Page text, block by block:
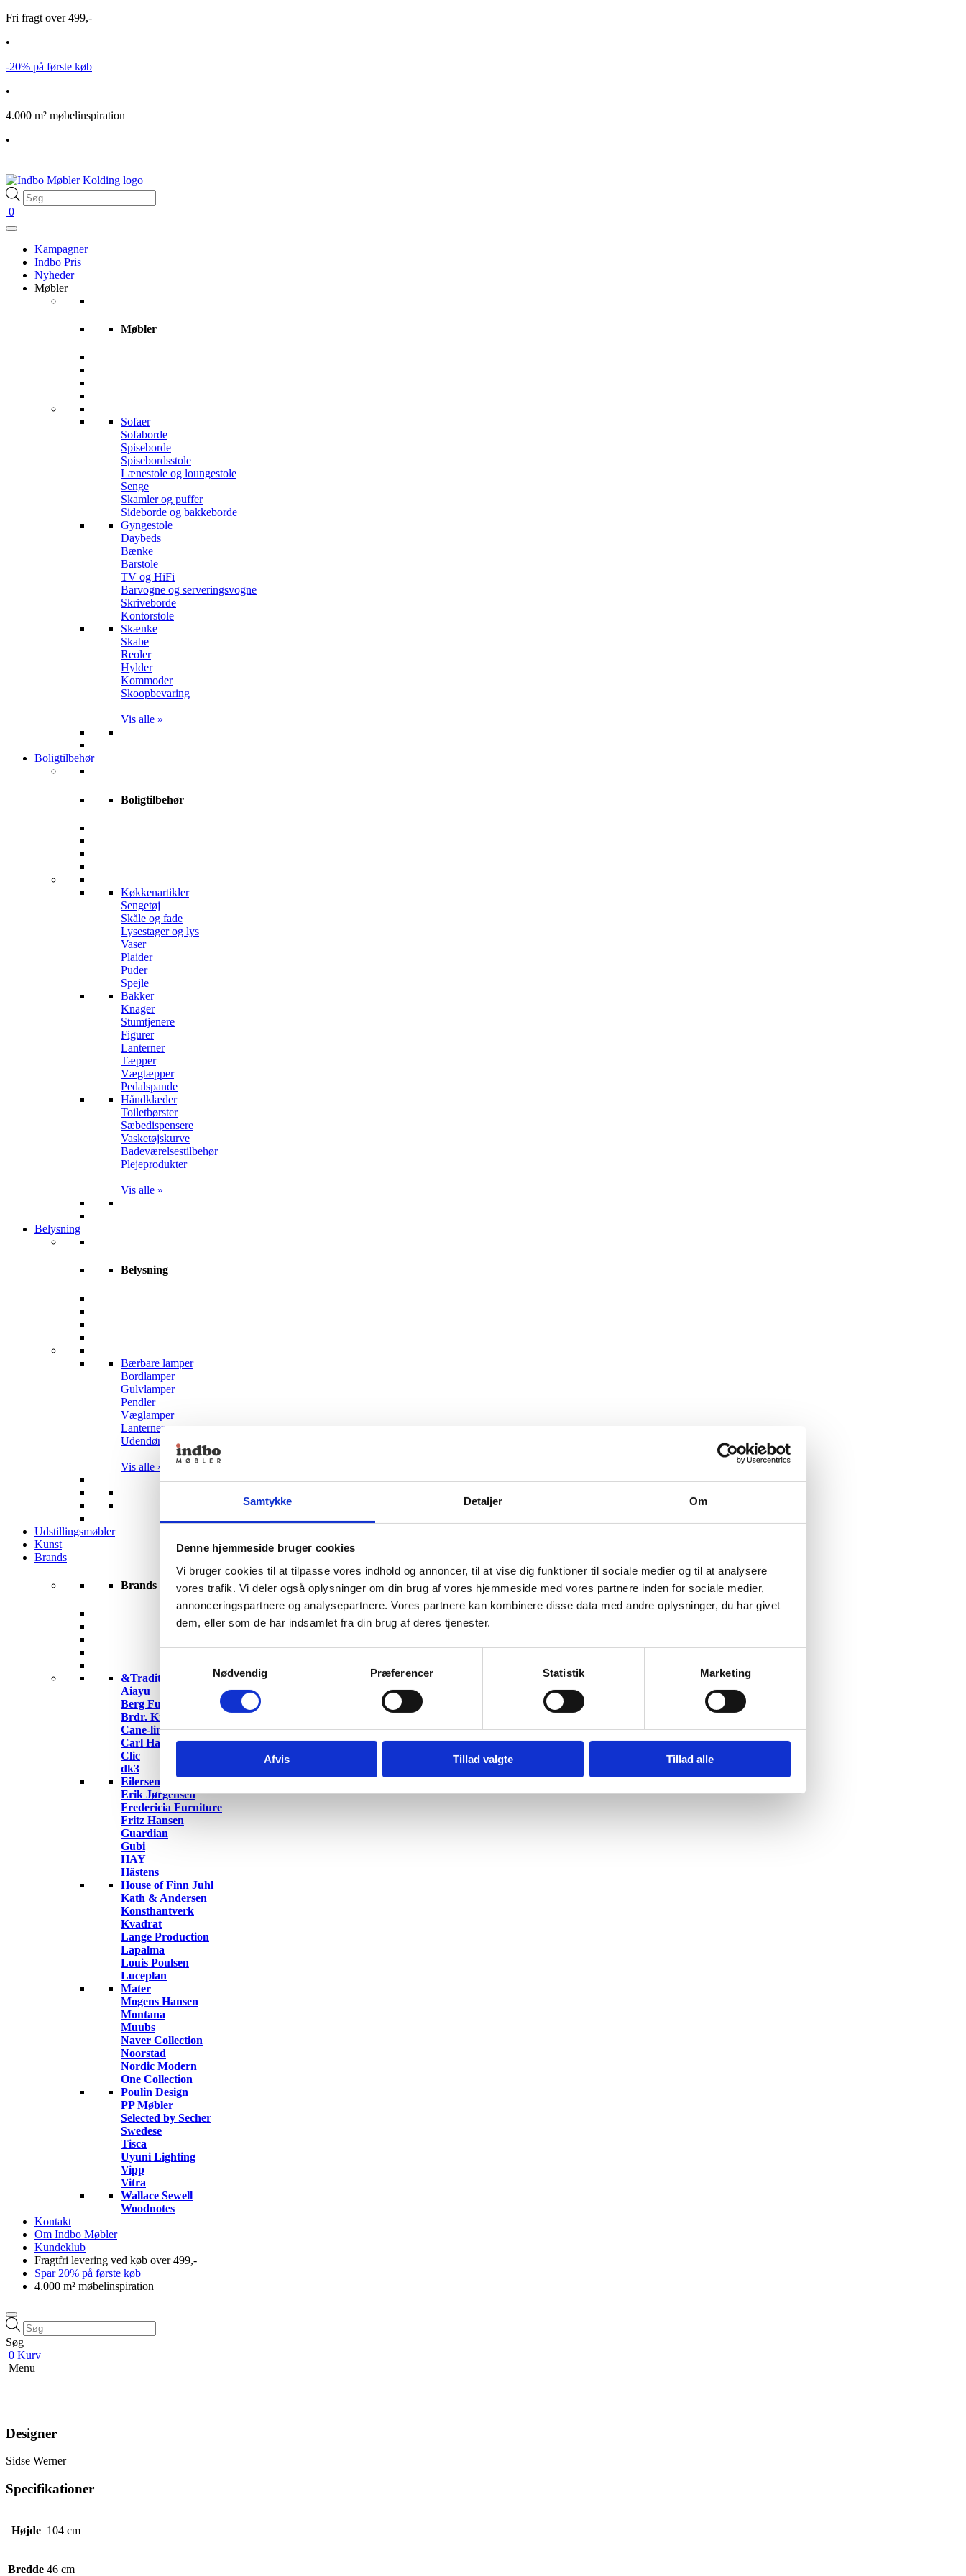
Samtykke Detaljer Om
Denne hjemmeside bruger cookies
Vi bruger cookies til at tilpasse vores indhold og annoncer, til at vise dig funktioner til sociale medier og til at analysere
vores trafik. Vi deler også oplysninger om din brug af vores hjemmeside med vores partnere inden for sociale medier,
annonceringspartnere og analysepartnere. Vores partnere kan kombinere disse data med andre oplysninger, du har givet
dem, eller som de har indsamlet fra din brug af deres tjenester.
Nødvendig
Præferencer Statistik Marketing
Afvis Tillad valgte Tillad alle
Fri fragt over 499,-
•
-20% på første køb
•
4.000 m² møbelinspiration
•
Products
search
0
Kampagner
Indbo Pris
Nyheder
Møbler
Møbler
Sofaer
Sofaborde
Spiseborde
Spisebordsstole
Lænestole og loungestole
Senge
Skamler og puffer
Sideborde og bakkeborde
Gyngestole
Daybeds
Bænke
Barstole
TV og HiFi
Barvogne og serveringsvogne
Skriveborde
Kontorstole
Skænke
Skabe
Reoler
Hylder
Kommoder
Skoopbevaring
Vis alle »
Boligtilbehør
Boligtilbehør
Køkkenartikler
Sengetøj
Skåle og fade
Lysestager og lys
Vaser
Plaider
Puder
Spejle
Bakker
Knager
Stumtjenere
Figurer
Lanterner
Tæpper
Vægtæpper
Pedalspande
Håndklæder
Toiletbørster
Sæbedispensere
Vasketøjskurve
Badeværelsestilbehør
Plejeprodukter
Vis alle »
Belysning
Belysning
Bærbare lamper
Bordlamper
Gulvlamper
Pendler
Væglamper
Lanterner
Udendørslamper
Vis alle »
Udstillingsmøbler
Kunst
Brands
Brands
&Tradition
Aiayu
Berg Furniture
Brdr. Krüger
Cane-line
Carl Hansen & Søn
Clic
dk3
Eilersen
Erik Jørgensen
Fredericia Furniture
Fritz Hansen
Guardian
Gubi
HAY
Hästens
House of Finn Juhl
Kath & Andersen
Konsthantverk
Kvadrat
Lange Production
Lapalma
Louis Poulsen
Luceplan
Mater
Mogens Hansen
Montana
Muubs
Naver Collection
Noorstad
Nordic Modern
One Collection
Poulin Design
PP Møbler
Selected by Secher
Swedese
Tisca
Uyuni Lighting
Vipp
Vitra
Wallace Sewell
Woodnotes
Kontakt
Om Indbo Møbler
Kundeklub
Fragtfri levering ved køb over 499,-
Spar 20% på første køb
4.000 m² møbelinspiration
Products
search
Søg
0 Kurv
Menu
Designer
Sidse Werner
Specifikationer
Højde 104 cm
Bredde 46 cm